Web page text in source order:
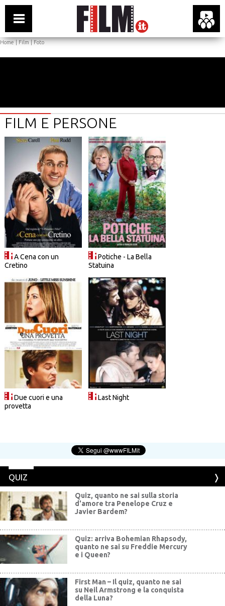
Home|Film|Foto
FILM E PERSONE
A Cena con un
Cretino
Potiche - La Bella
Statuina
Due cuori e una
provetta
Last Night
QUIZ
Quiz, quanto ne sai sulla storia
d'amore tra Penelope Cruz e
Javier Bardem?
Quiz: arriva Bohemian Rhapsody,
quanto ne sai su Freddie Mercury
e i Queen?
First Man – Il quiz, quanto ne sai
su Neil Armstrong e la conquista
della Luna?